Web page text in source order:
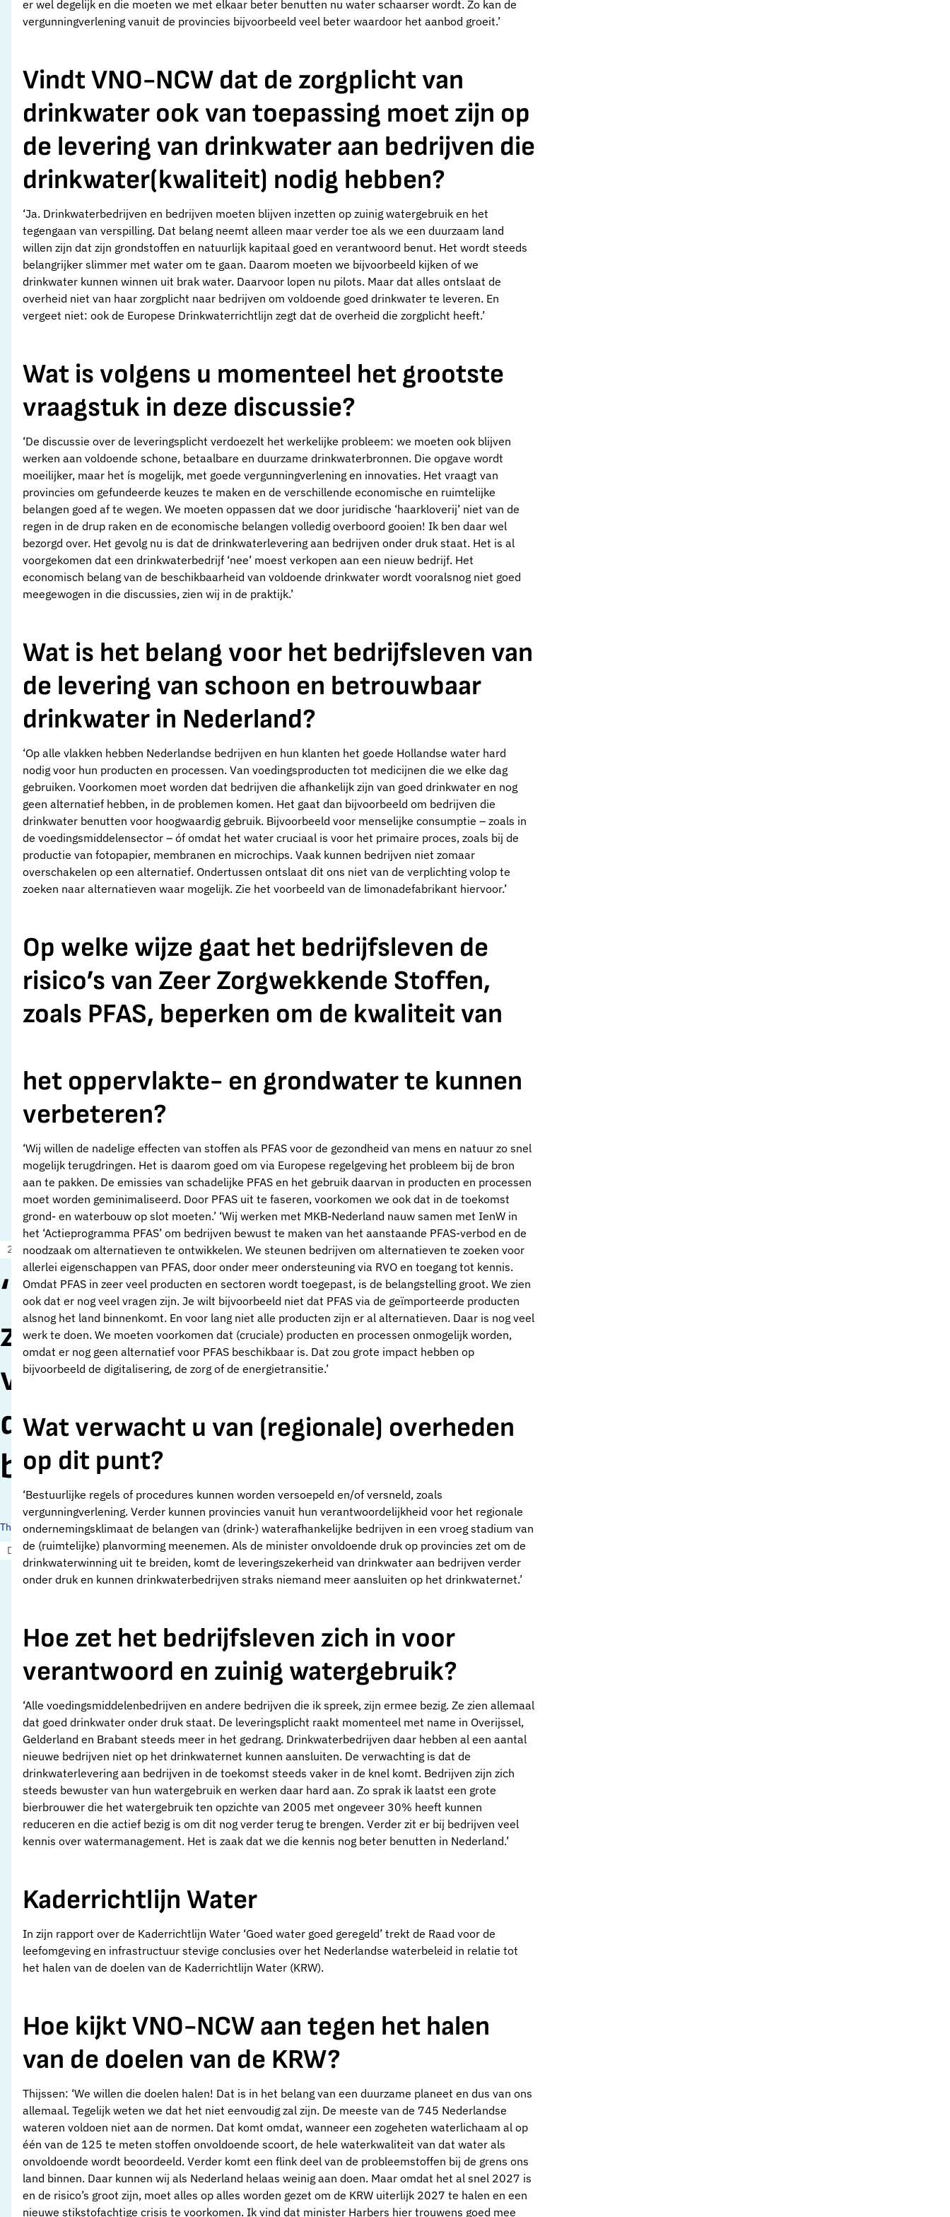
‘Overheid heeft
zorgplicht voor
voldoende
drinkwater voor
bedrijven’
20 juli 2023 Nieuws
Thema's:
Drinkwaterbronnen
er wel degelijk en die moeten we met elkaar beter benutten nu water schaarser wordt. Zo kan de
vergunningverlening vanuit de provincies bijvoorbeeld veel beter waardoor het aanbod groeit.’
Vindt VNO-NCW dat de zorgplicht van
drinkwater ook van toepassing moet zijn op
de levering van drinkwater aan bedrijven die
drinkwater(kwaliteit) nodig hebben?
‘Ja. Drinkwaterbedrijven en bedrijven moeten blijven inzetten op zuinig watergebruik en het
tegengaan van verspilling. Dat belang neemt alleen maar verder toe als we een duurzaam land
willen zijn dat zijn grondstoffen en natuurlijk kapitaal goed en verantwoord benut. Het wordt steeds
belangrijker slimmer met water om te gaan. Daarom moeten we bijvoorbeeld kijken of we
drinkwater kunnen winnen uit brak water. Daarvoor lopen nu pilots. Maar dat alles ontslaat de
overheid niet van haar zorgplicht naar bedrijven om voldoende goed drinkwater te leveren. En
vergeet niet: ook de Europese Drinkwaterrichtlijn zegt dat de overheid die zorgplicht heeft.’
Wat is volgens u momenteel het grootste
vraagstuk in deze discussie?
‘De discussie over de leveringsplicht verdoezelt het werkelijke probleem: we moeten ook blijven
werken aan voldoende schone, betaalbare en duurzame drinkwaterbronnen. Die opgave wordt
moeilijker, maar het ís mogelijk, met goede vergunningverlening en innovaties. Het vraagt van
provincies om gefundeerde keuzes te maken en de verschillende economische en ruimtelijke
belangen goed af te wegen. We moeten oppassen dat we door juridische ‘haarkloverij’ niet van de
regen in de drup raken en de economische belangen volledig overboord gooien! Ik ben daar wel
bezorgd over. Het gevolg nu is dat de drinkwaterlevering aan bedrijven onder druk staat. Het is al
voorgekomen dat een drinkwaterbedrijf ‘nee’ moest verkopen aan een nieuw bedrijf. Het
economisch belang van de beschikbaarheid van voldoende drinkwater wordt vooralsnog niet goed
meegewogen in die discussies, zien wij in de praktijk.’
Wat is het belang voor het bedrijfsleven van
de levering van schoon en betrouwbaar
drinkwater in Nederland?
‘Op alle vlakken hebben Nederlandse bedrijven en hun klanten het goede Hollandse water hard
nodig voor hun producten en processen. Van voedingsproducten tot medicijnen die we elke dag
gebruiken. Voorkomen moet worden dat bedrijven die afhankelijk zijn van goed drinkwater en nog
geen alternatief hebben, in de problemen komen. Het gaat dan bijvoorbeeld om bedrijven die
drinkwater benutten voor hoogwaardig gebruik. Bijvoorbeeld voor menselijke consumptie – zoals in
de voedingsmiddelensector – óf omdat het water cruciaal is voor het primaire proces, zoals bij de
productie van fotopapier, membranen en microchips. Vaak kunnen bedrijven niet zomaar
overschakelen op een alternatief. Ondertussen ontslaat dit ons niet van de verplichting volop te
zoeken naar alternatieven waar mogelijk. Zie het voorbeeld van de limonadefabrikant hiervoor.’
Op welke wijze gaat het bedrijfsleven de
risico’s van Zeer Zorgwekkende Stoffen,
zoals PFAS, beperken om de kwaliteit van
het oppervlakte- en grondwater te kunnen
verbeteren?
‘Wij willen de nadelige effecten van stoffen als PFAS voor de gezondheid van mens en natuur zo snel
mogelijk terugdringen. Het is daarom goed om via Europese regelgeving het probleem bij de bron
aan te pakken. De emissies van schadelijke PFAS en het gebruik daarvan in producten en processen
moet worden geminimaliseerd. Door PFAS uit te faseren, voorkomen we ook dat in de toekomst
grond- en waterbouw op slot moeten.’ ‘Wij werken met MKB-Nederland nauw samen met IenW in
het ‘Actieprogramma PFAS’ om bedrijven bewust te maken van het aanstaande PFAS-verbod en de
noodzaak om alternatieven te ontwikkelen. We steunen bedrijven om alternatieven te zoeken voor
allerlei eigenschappen van PFAS, door onder meer ondersteuning via RVO en toegang tot kennis.
Omdat PFAS in zeer veel producten en sectoren wordt toegepast, is de belangstelling groot. We zien
ook dat er nog veel vragen zijn. Je wilt bijvoorbeeld niet dat PFAS via de geïmporteerde producten
alsnog het land binnenkomt. En voor lang niet alle producten zijn er al alternatieven. Daar is nog veel
werk te doen. We moeten voorkomen dat (cruciale) producten en processen onmogelijk worden,
omdat er nog geen alternatief voor PFAS beschikbaar is. Dat zou grote impact hebben op
bijvoorbeeld de digitalisering, de zorg of de energietransitie.’
Wat verwacht u van (regionale) overheden
op dit punt?
‘Bestuurlijke regels of procedures kunnen worden versoepeld en/of versneld, zoals
vergunningverlening. Verder kunnen provincies vanuit hun verantwoordelijkheid voor het regionale
ondernemingsklimaat de belangen van (drink-) waterafhankelijke bedrijven in een vroeg stadium van
de (ruimtelijke) planvorming meenemen. Als de minister onvoldoende druk op provincies zet om de
drinkwaterwinning uit te breiden, komt de leveringszekerheid van drinkwater aan bedrijven verder
onder druk en kunnen drinkwaterbedrijven straks niemand meer aansluiten op het drinkwaternet.’
Hoe zet het bedrijfsleven zich in voor
verantwoord en zuinig watergebruik?
‘Alle voedingsmiddelenbedrijven en andere bedrijven die ik spreek, zijn ermee bezig. Ze zien allemaal
dat goed drinkwater onder druk staat. De leveringsplicht raakt momenteel met name in Overijssel,
Gelderland en Brabant steeds meer in het gedrang. Drinkwaterbedrijven daar hebben al een aantal
nieuwe bedrijven niet op het drinkwaternet kunnen aansluiten. De verwachting is dat de
drinkwaterlevering aan bedrijven in de toekomst steeds vaker in de knel komt. Bedrijven zijn zich
steeds bewuster van hun watergebruik en werken daar hard aan. Zo sprak ik laatst een grote
bierbrouwer die het watergebruik ten opzichte van 2005 met ongeveer 30% heeft kunnen
reduceren en die actief bezig is om dit nog verder terug te brengen. Verder zit er bij bedrijven veel
kennis over watermanagement. Het is zaak dat we die kennis nog beter benutten in Nederland.’
Kaderrichtlijn Water
In zijn rapport over de Kaderrichtlijn Water ‘Goed water goed geregeld’ trekt de Raad voor de
leefomgeving en infrastructuur stevige conclusies over het Nederlandse waterbeleid in relatie tot
het halen van de doelen van de Kaderrichtlijn Water (KRW).
Hoe kijkt VNO-NCW aan tegen het halen
van de doelen van de KRW?
Thijssen: ‘We willen die doelen halen! Dat is in het belang van een duurzame planeet en dus van ons
allemaal. Tegelijk weten we dat het niet eenvoudig zal zijn. De meeste van de 745 Nederlandse
wateren voldoen niet aan de normen. Dat komt omdat, wanneer een zogeheten waterlichaam al op
één van de 125 te meten stoffen onvoldoende scoort, de hele waterkwaliteit van dat water als
onvoldoende wordt beoordeeld. Verder komt een flink deel van de probleemstoffen bij de grens ons
land binnen. Daar kunnen wij als Nederland helaas weinig aan doen. Maar omdat het al snel 2027 is
en de risico’s groot zijn, moet alles op alles worden gezet om de KRW uiterlijk 2027 te halen en een
nieuwe stikstofachtige crisis te voorkomen. Ik vind dat minister Harbers hier trouwens goed mee